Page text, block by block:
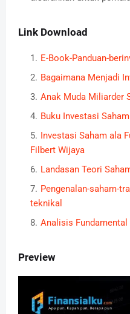
Link Download
E-Book-Panduan-
Bagaimana Menjadi
Anak Muda Miliarder
Buku Investasi Saham
Investasi Saham ala
Filbert Wijaya
Landasan Teori
Pengenalan-saham-
teknikal
Analisis
Preview